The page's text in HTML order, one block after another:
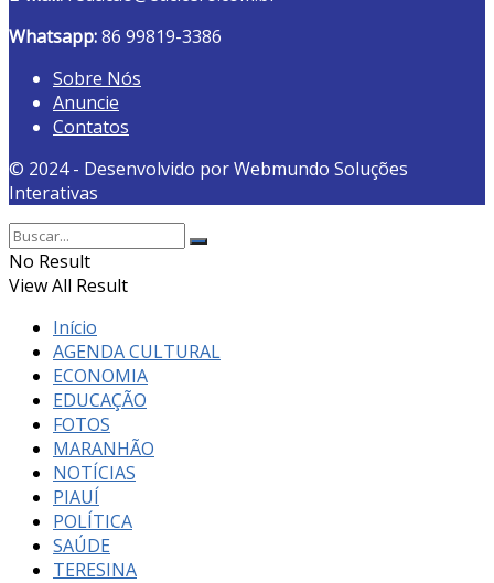
Whatsapp:86 99819-3386
Sobre Nós
Anuncie
Contatos
© 2024 - Desenvolvido por Webmundo Soluções
Interativas
No Result
View All Result
Início
AGENDA CULTURAL
ECONOMIA
EDUCAÇÃO
FOTOS
MARANHÃO
NOTÍCIAS
PIAUÍ
POLÍTICA
SAÚDE
TERESINA